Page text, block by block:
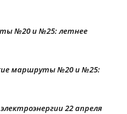
№20 и №25: летнее
маршруты №20 и №25:
22 апреля